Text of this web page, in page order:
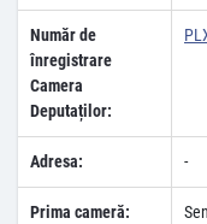
Număr de
înregistrare
Camera
Deputaților:
Adresa: -
Prima cameră: